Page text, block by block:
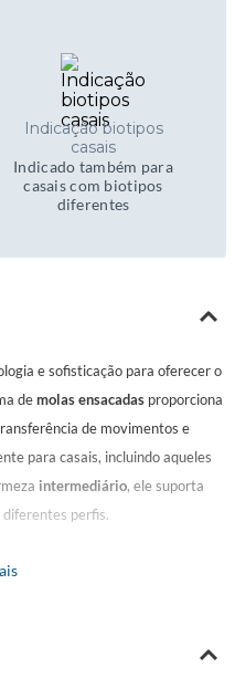
Indicação biotipos
casais
Indicado também para
casais com biotipos
diferentes
e sofisticação para oferecer o
demolas ensacadas proporciona
de movimentos e
para casais, incluindo aqueles
intermediário, ele suporta
diferentes perfis.
de conforto proporcionada pelo